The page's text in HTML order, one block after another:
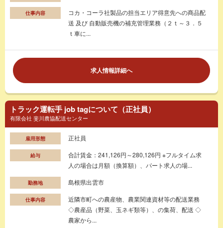
仕事内容
コカ・コーラ社製品の担当エリア得意先への商品配
送 及び 自動販売機の補充管理業務（２ｔ～３．５
ｔ車に...
求人情報詳細へ
トラック運転手 job tagについて（正社員）
有限会社 斐川農協配送センター
雇用形態 正社員
給与
合計賃金：241,126円～280,126円 ※フルタイム求
人の場合は月額（換算額）、パート求人の場...
勤務地 島根県出雲市
仕事内容
近隣市町への農産物、農業関連資材等の配送業務
◇農産品（野菜、玉ネギ類等）、の集荷、配送 ◇
農家から...